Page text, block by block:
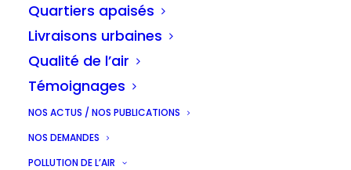
Quartiers apaisés
Livraisons urbaines
Qualité de l’air
Témoignages
NOS ACTUS / NOS PUBLICATIONS
NOS DEMANDES
POLLUTION DE L’AIR
majorité des
Bruxellois.es soutient
la création de zones
piétonnes aux abords